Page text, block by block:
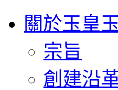
關於玉皇
宗旨
創建沿